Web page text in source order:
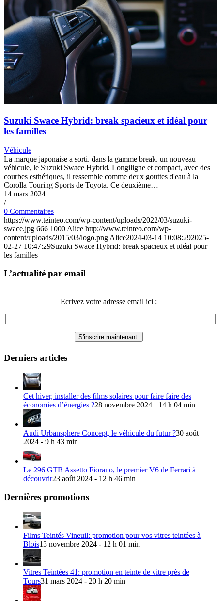
Suzuki Swace Hybrid: break spacieux et idéal pour
les familles
Véhicule
La marque japonaise a sorti, dans la gamme break, un nouveau
véhicule, le Suzuki Swace Hybrid. Longiligne et compact, avec des
courbes esthétiques, il ressemble comme deux gouttes d'eau à la
Corolla Touring Sports de Toyota. Ce deuxième…
14 mars 2024
/
0 Commentaires
https://www.teinteo.com/wp-content/uploads/2022/03/suzuki-
swace.jpg 666 1000 Alice http://www.teinteo.com/wp-
content/uploads/2015/03/logo.png Alice2024-03-14 10:08:292025-
02-27 10:47:29Suzuki Swace Hybrid: break spacieux et idéal pour
les familles
L’actualité par email
Ecrivez votre adresse email ici :
Derniers articles
Cet hiver, installer des films solaires pour faire faire des
économies d’énergies ?28 novembre 2024 - 14 h 04 min
Audi Urbansphere Concept, le véhicule du futur ?30 août
2024 - 9 h 43 min
Le 296 GTB Assetto Fiorano, le premier V6 de Ferrari à
découvrir23 août 2024 - 12 h 46 min
Dernières promotions
Films Teintés Vineuil: promotion pour vos vitres teintées à
Blois13 novembre 2024 - 12 h 01 min
Vitres Teintées 41: promotion en teinte de vitre près de
Tours31 mars 2024 - 20 h 20 min